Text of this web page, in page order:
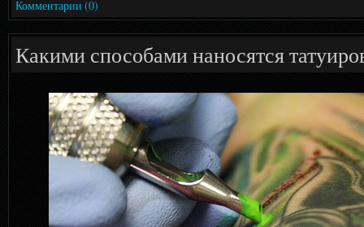
Комментарии (0)
Какими способами наносятся